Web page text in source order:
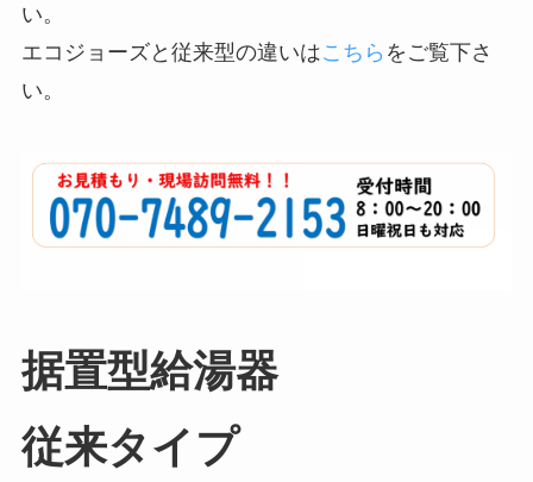
い。
エコジョーズと従来型の違いはこちら をご覧下さ
い。
据置型給湯器
従来タイプ